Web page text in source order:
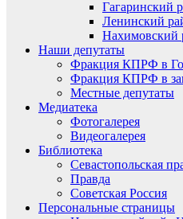
Гагаринский
Ленинский
Наши депутаты
Фракция КПРФ в
Фракция КПРФ в
Местные депутаты
Медиатека
Фотогалерея
Видеогалерея
Библиотека
Севастопольская
Правда
Советская Россия
Персональные страницы